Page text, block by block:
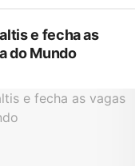
e fecha as
do Mundo